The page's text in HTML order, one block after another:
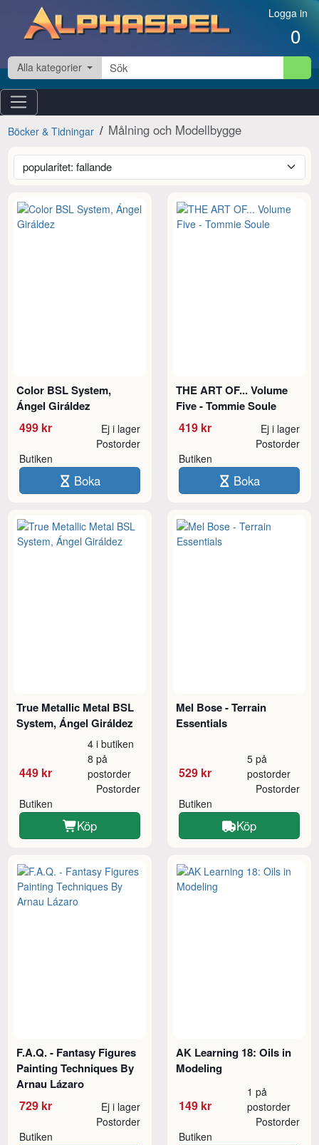
Hoppa till innehåll Logga in
0
Alla kategorier
Böcker & Tidningar Målning och Modellbygge
Color BSL System,
Ángel Giráldez
499 kr Ej i lager
Butiken
Postorder
Boka
THE ART OF... Volume
Five - Tommie Soule
419 kr Ej i lager
Butiken
Postorder
Boka
True Metallic Metal BSL
System, Ángel Giráldez
449 kr
4 i butiken
8 på
postorder
Butiken
Postorder
Köp
Mel Bose - Terrain
Essentials
529 kr
5 på
postorder
Butiken
Postorder
Köp
F.A.Q. - Fantasy Figures
Painting Techniques By
Arnau Lázaro
729 kr Ej i lager
Butiken
Postorder
AK Learning 18: Oils in
Modeling
149 kr
1 på
postorder
Butiken
Postorder